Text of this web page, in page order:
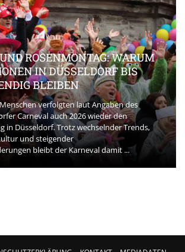
ROSENMONTAG: WARUM
IN DÜSSELDORF BIS
BLEIBEN
verfolgten laut Angaben des
Carneval auch 2026 wieder den
in Düsseldorf. Trotz wechselnder Trends,
und steigender
bleibt der Karneval damit ...